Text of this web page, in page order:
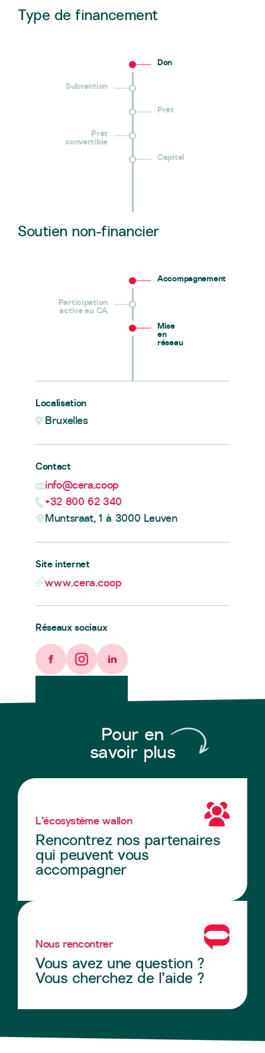
Type de financement
Don
Subvention
Prêt
Prêt
convertible
Capital
Soutien non-financier
Accompagnement
Participation
active au CA
Mise
en
réseau
Localisation
Bruxelles
Contact
info@cera.coop
+32 800 62 340
Muntsraat, 1 à 3000 Leuven
Site internet
www.cera.coop
Réseaux sociaux
FacebookInstagramLinkedIn
Pour en
savoir plus
L’écosystème wallon
Rencontrez nos partenaires
qui peuvent vous
accompagner
Nous rencontrer
Vous avez une question ?
Vous cherchez de l’aide ?